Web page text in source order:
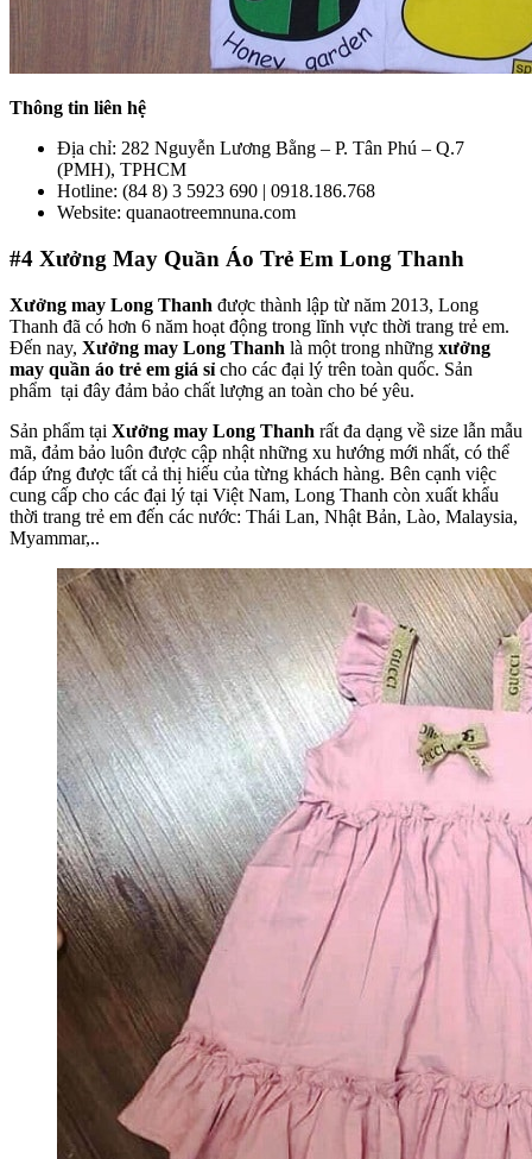
Thông tin liên hệ
Địa chỉ: 282 Nguyễn Lương Bằng – P. Tân Phú – Q.7
(PMH), TPHCM
Hotline: (84 8) 3 5923 690 | 0918.186.768
Website: quanaotreemnuna.com
#4 Xưởng May Quần Áo Trẻ Em Long Thanh
Xưởng may Long Thanh được thành lập từ năm 2013, Long
Thanh đã có hơn 6 năm hoạt động trong lĩnh vực thời trang trẻ em.
Đến nay, Xưởng may Long Thanh là một trong những xưởng
may quần áo trẻ em giá sỉ cho các đại lý trên toàn quốc. Sản
phẩm tại đây đảm bảo chất lượng an toàn cho bé yêu.
Sản phẩm tại Xưởng may Long Thanh rất đa dạng về size lẫn mẫu
mã, đảm bảo luôn được cập nhật những xu hướng mới nhất, có thể
đáp ứng được tất cả thị hiếu của từng khách hàng. Bên cạnh việc
cung cấp cho các đại lý tại Việt Nam, Long Thanh còn xuất khẩu
thời trang trẻ em đến các nước: Thái Lan, Nhật Bản, Lào, Malaysia,
Myammar,..